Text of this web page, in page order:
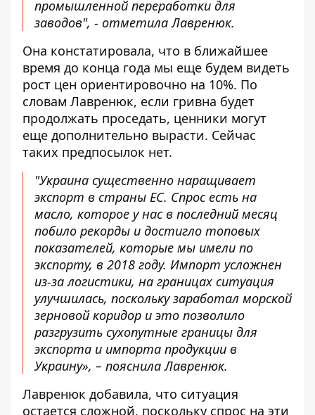
промышленной переработки для
заводов", - отметила Лавренюк.
Она констатировала, что в ближайшее
время до конца года мы еще будем видеть
рост цен ориентировочно на 10%. По
словам Лавренюк, если гривна будет
продолжать проседать, ценники могут
еще дополнительно вырасти. Сейчас
таких предпосылок нет.
"Украина существенно наращивает
экспорт в страны ЕС. Спрос есть на
масло, которое у нас в последний месяц
побило рекорды и достигло топовых
показателей, которые мы имели по
экспорту, в 2018 году. Импорт усложнен
из-за логистики, на границах ситуация
улучшилась, поскольку заработал морской
зерновой коридор и это позволило
разгрузить сухопутные границы для
экспорта и импорта продукции в
Украину», – пояснила Лавренюк.
Лавренюк добавила, что ситуация
остается сложной, поскольку спрос на эти